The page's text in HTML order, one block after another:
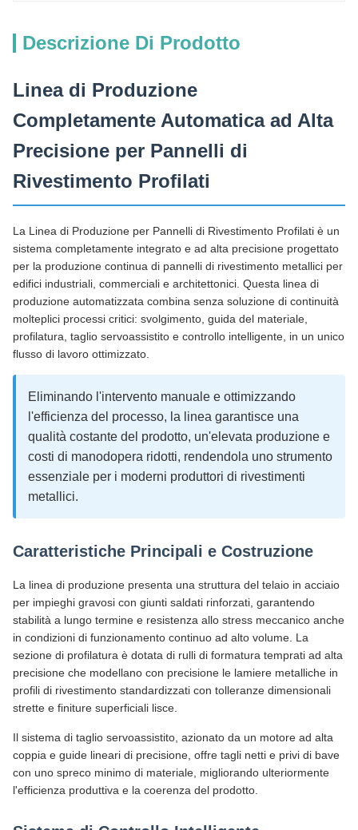
Descrizione Di Prodotto
Linea di Produzione
Completamente Automatica ad Alta
Precisione per Pannelli di
Rivestimento Profilati
La Linea di Produzione per Pannelli di Rivestimento Profilati è un
sistema completamente integrato e ad alta precisione progettato
per la produzione continua di pannelli di rivestimento metallici per
edifici industriali, commerciali e architettonici. Questa linea di
produzione automatizzata combina senza soluzione di continuità
molteplici processi critici: svolgimento, guida del materiale,
profilatura, taglio servoassistito e controllo intelligente, in un unico
flusso di lavoro ottimizzato.
Eliminando l'intervento manuale e ottimizzando
l'efficienza del processo, la linea garantisce una
qualità costante del prodotto, un'elevata produzione e
costi di manodopera ridotti, rendendola uno strumento
essenziale per i moderni produttori di rivestimenti
metallici.
Caratteristiche Principali e Costruzione
La linea di produzione presenta una struttura del telaio in acciaio
per impieghi gravosi con giunti saldati rinforzati, garantendo
stabilità a lungo termine e resistenza allo stress meccanico anche
in condizioni di funzionamento continuo ad alto volume. La
sezione di profilatura è dotata di rulli di formatura temprati ad alta
precisione che modellano con precisione le lamiere metalliche in
profili di rivestimento standardizzati con tolleranze dimensionali
strette e finiture superficiali lisce.
Il sistema di taglio servoassistito, azionato da un motore ad alta
coppia e guide lineari di precisione, offre tagli netti e privi di bave
con uno spreco minimo di materiale, migliorando ulteriormente
l'efficienza produttiva e la coerenza del prodotto.